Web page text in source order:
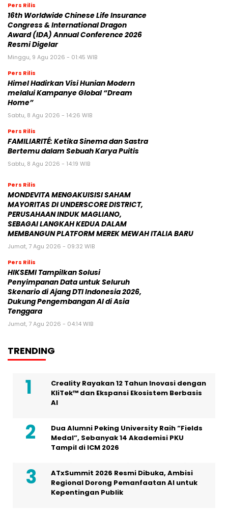
Pers Rilis
16th Worldwide Chinese Life Insurance
Congress & International Dragon
Award (IDA) Annual Conference 2026
Resmi Digelar
Minggu, 9 Agu 2026 - 01:45 WIB
Pers Rilis
Himel Hadirkan Visi Hunian Modern
melalui Kampanye Global “Dream
Home”
Sabtu, 8 Agu 2026 - 14:26 WIB
Pers Rilis
FAMILIARITÉ: Ketika Sinema dan Sastra
Bertemu dalam Sebuah Karya Puitis
Sabtu, 8 Agu 2026 - 14:19 WIB
Pers Rilis
MONDEVITA MENGAKUISISI SAHAM
MAYORITAS DI UNDERSCORE DISTRICT,
PERUSAHAAN INDUK MAGLIANO,
SEBAGAI LANGKAH KEDUA DALAM
MEMBANGUN PLATFORM MEREK MEWAH ITALIA BARU
Jumat, 7 Agu 2026 - 09:32 WIB
Pers Rilis
HIKSEMI Tampilkan Solusi
Penyimpanan Data untuk Seluruh
Skenario di Ajang DTI Indonesia 2026,
Dukung Pengembangan AI di Asia
Tenggara
Jumat, 7 Agu 2026 - 04:14 WIB
TRENDING
Creality Rayakan 12 Tahun Inovasi dengan
KliTek™ dan Ekspansi Ekosistem Berbasis
AI
Dua Alumni Peking University Raih “Fields
Medal”, Sebanyak 14 Akademisi PKU
Tampil di ICM 2026
ATxSummit 2026 Resmi Dibuka, Ambisi
Regional Dorong Pemanfaatan AI untuk
Kepentingan Publik